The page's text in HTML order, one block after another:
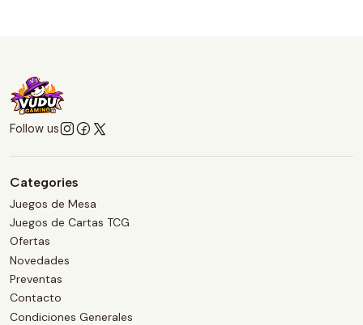
Follow us
Categories
Juegos de Mesa
Juegos de Cartas TCG
Ofertas
Novedades
Preventas
Contacto
Condiciones Generales